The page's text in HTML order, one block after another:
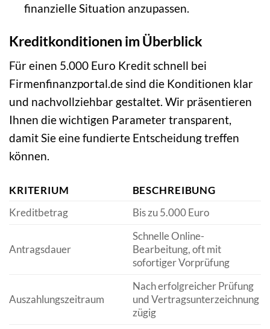
finanzielle Situation anzupassen.
Kreditkonditionen im Überblick
Für einen 5.000 Euro Kredit schnell bei
Firmenfinanzportal.de sind die Konditionen klar
und nachvollziehbar gestaltet. Wir präsentieren
Ihnen die wichtigen Parameter transparent,
damit Sie eine fundierte Entscheidung treffen
können.
KRITERIUM
BESCHREIBUNG
Kreditbetrag
Bis zu 5.000 Euro
Antragsdauer
Schnelle Online-
Bearbeitung, oft mit
sofortiger Vorprüfung
Auszahlungszeitraum
Nach erfolgreicher Prüfung
und Vertragsunterzeichnung
zügig